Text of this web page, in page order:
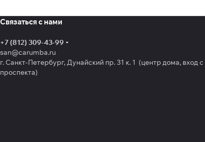
Связаться с нами
+7 (812) 309-43-99
san@carumba.ru
г. Санкт-Петербург, Дунайский пр. 31 к. 1 (центр дома, вход с
проспекта)